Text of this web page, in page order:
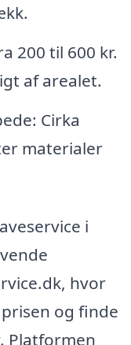
200 til 600 kr.
af arealet.
Cirka
materialer
i
hvor
og finde
Platformen